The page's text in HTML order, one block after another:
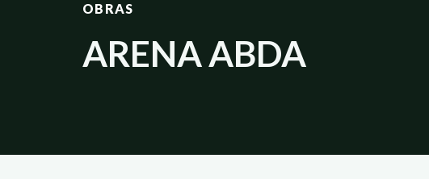
OBRAS
ARENA ABDA